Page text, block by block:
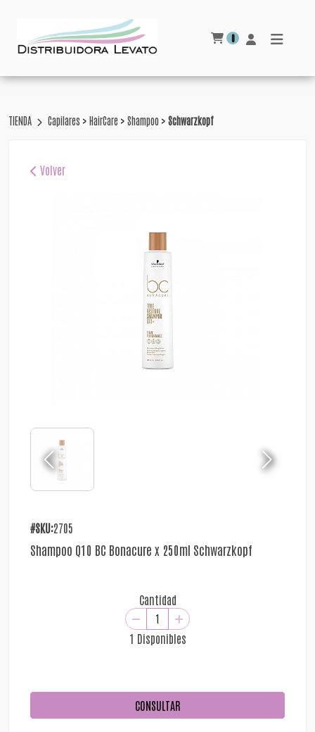
0
TIENDA Capilares > HairCare > Shampoo > Schwarzkopf
Volver
#SKU:2705
Shampoo Q10 BC Bonacure x 250ml Schwarzkopf
Cantidad
1 Disponibles
CONSULTAR